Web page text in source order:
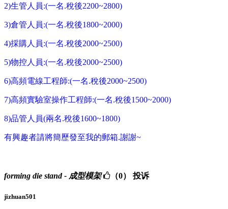
2)生管人員:(一名.稅後2200~2800)
3)倉管人員:(一名.稅後1800~2000)
4)採購人員:(一名.稅後2000~2500)
5)物控人員:(一名.稅後2000~2500)
6)高頻電線工程師:(一名.稅後2000~2500)
7)高頻實驗室操作工程師:(一名.稅後1500~2000)
8)品管人員(兩名.稅後1600~1800)
有興趣者請將簡歷發至我的郵箱.謝謝~
forming die stand - 成型模架 （0） 投诉
jizhuan501